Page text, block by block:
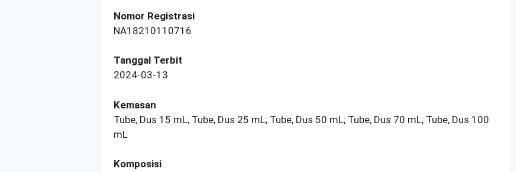
Nomor Registrasi
NA18210110716
Tanggal Terbit
2024-03-13
Kemasan
Tube, Dus 15 mL; Tube, Dus 25 mL; Tube, Dus 50 mL; Tube, Dus 70 mL; Tube, Dus 100
mL
Komposisi